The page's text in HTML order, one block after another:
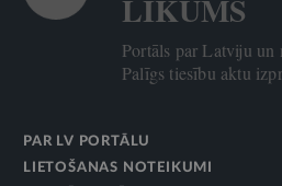
LIKUMS
Portāls par Latviju un
Palīgs tiesību aktu
PAR LV PORTĀLU
LIETOŠANAS NOTEIKUMI